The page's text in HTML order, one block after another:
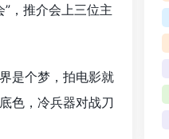
，推介会上三位主
是个梦，拍电影就
色，冷兵器对战刀